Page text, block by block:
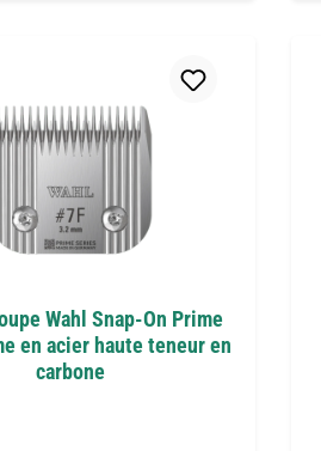
Wahl Snap-On Prime
en acier haute teneur en
carbone